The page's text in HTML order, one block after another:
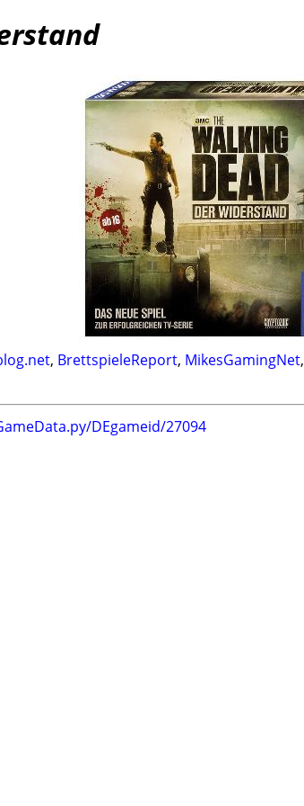
, BrettspieleReport, MikesGamingNet,
DEgameid/27094